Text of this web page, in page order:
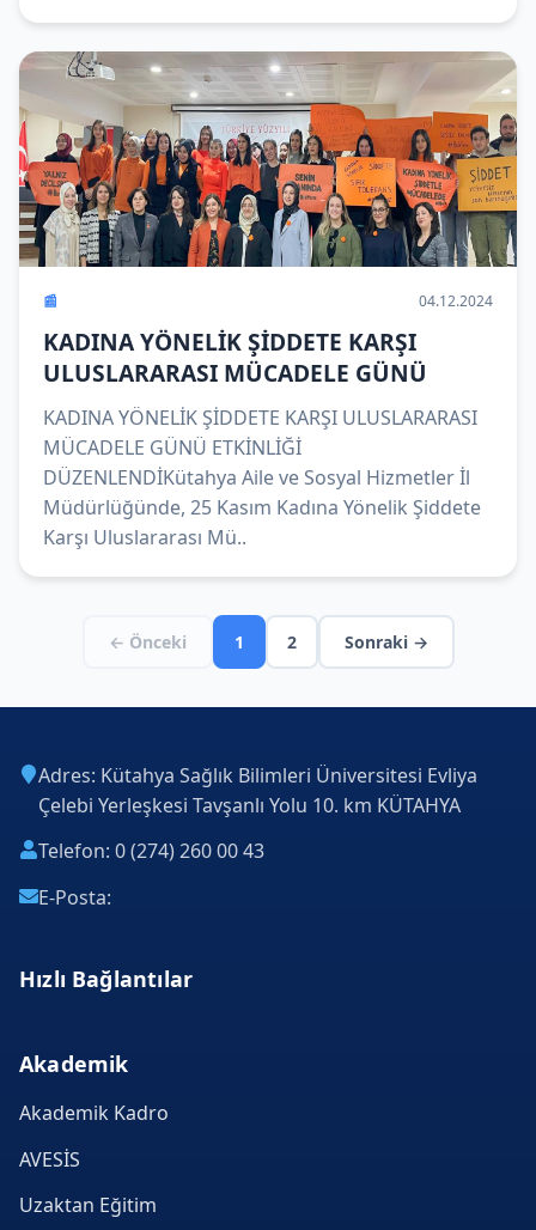
📰 04.12.2024
KADINA YÖNELİK ŞİDDETE KARŞI
ULUSLARARASI MÜCADELE GÜNÜ
KADINA YÖNELİK ŞİDDETE KARŞI ULUSLARARASI
MÜCADELE GÜNÜ ETKİNLİĞİ
DÜZENLENDİKütahya Aile ve Sosyal Hizmetler İl
Müdürlüğünde, 25 Kasım Kadına Yönelik Şiddete
Karşı Uluslararası Mü..
← Önceki 1 2 Sonraki →
Adres: Kütahya Sağlık Bilimleri Üniversitesi Evliya
Çelebi Yerleşkesi Tavşanlı Yolu 10. km KÜTAHYA
Telefon: 0 (274) 260 00 43
E-Posta:
Hızlı Bağlantılar
Akademik
Akademik Kadro
AVESİS
Uzaktan Eğitim